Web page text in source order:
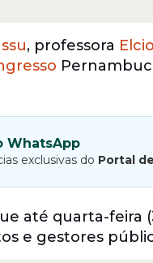
, professora
WhatsApp
exclusivas do Portal
até quarta-feira
e gestores